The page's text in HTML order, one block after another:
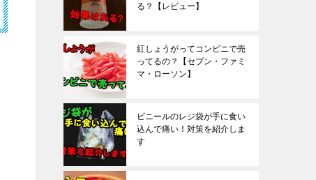
る？【レビュー】
紅しょうがってコンビニで売
ってるの？【セブン・ファミ
マ・ローソン】
ビニールのレジ袋が手に食い
込んで痛い！対策を紹介しま
す